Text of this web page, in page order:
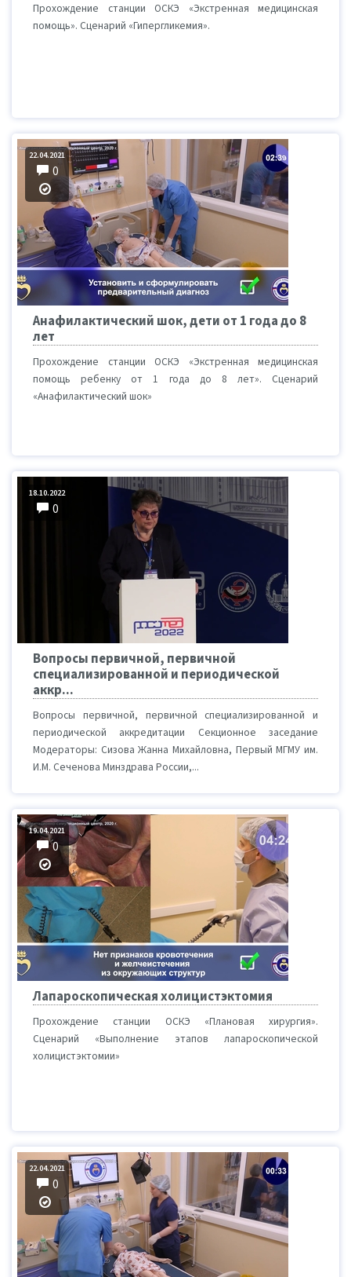
Прохождение станции ОСКЭ «Экстренная медицинская
помощь». Сценарий «Гипергликемия».
22.04.2021
0
Анафилактический шок, дети от 1 года до 8
лет
Прохождение станции ОСКЭ «Экстренная медицинская
помощь ребенку от 1 года до 8 лет». Сценарий
«Анафилактический шок»
18.10.2022
0
Вопросы первичной, первичной
специализированной и периодической
аккр...
Вопросы первичной, первичной специализированной и
периодической аккредитации Секционное заседание
Модераторы: Сизова Жанна Михайловна, Первый МГМУ им.
И.М. Сеченова Минздрава России,...
19.04.2021
0
Лапароскопическая холицистэктомия
Прохождение станции ОСКЭ «Плановая хирургия».
Сценарий «Выполнение этапов лапароскопической
холицистэктомии»
22.04.2021
0